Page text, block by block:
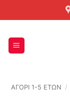
to
ΑΓΟΡΙ 1-5 ΕΤΩΝ /